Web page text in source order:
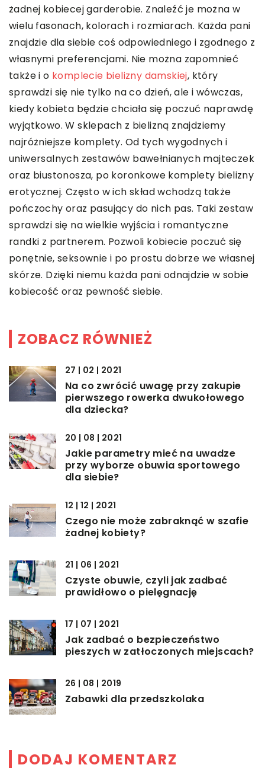
żadnej kobiecej garderobie. Znaleźć je można w
wielu fasonach, kolorach i rozmiarach. Każda pani
znajdzie dla siebie coś odpowiedniego i zgodnego z
własnymi preferencjami. Nie można zapomnieć
także i o komplecie bielizny damskiej, który
sprawdzi się nie tylko na co dzień, ale i wówczas,
kiedy kobieta będzie chciała się poczuć naprawdę
wyjątkowo. W sklepach z bielizną znajdziemy
najróżniejsze komplety. Od tych wygodnych i
uniwersalnych zestawów bawełnianych majteczek
oraz biustonosza, po koronkowe komplety bielizny
erotycznej. Często w ich skład wchodzą także
pończochy oraz pasujący do nich pas. Taki zestaw
sprawdzi się na wielkie wyjścia i romantyczne
randki z partnerem. Pozwoli kobiecie poczuć się
ponętnie, seksownie i po prostu dobrze we własnej
skórze. Dzięki niemu każda pani odnajdzie w sobie
kobiecość oraz pewność siebie.
ZOBACZ RÓWNIEŻ
27 | 02 | 2021
Na co zwrócić uwagę przy zakupie
pierwszego rowerka dwukołowego
dla dziecka?
20 | 08 | 2021
Jakie parametry mieć na uwadze
przy wyborze obuwia sportowego
dla siebie?
12 | 12 | 2021
Czego nie może zabraknąć w szafie
żadnej kobiety?
21 | 06 | 2021
Czyste obuwie, czyli jak zadbać
prawidłowo o pielęgnację
17 | 07 | 2021
Jak zadbać o bezpieczeństwo
pieszych w zatłoczonych miejscach?
26 | 08 | 2019
Zabawki dla przedszkolaka
DODAJ KOMENTARZ